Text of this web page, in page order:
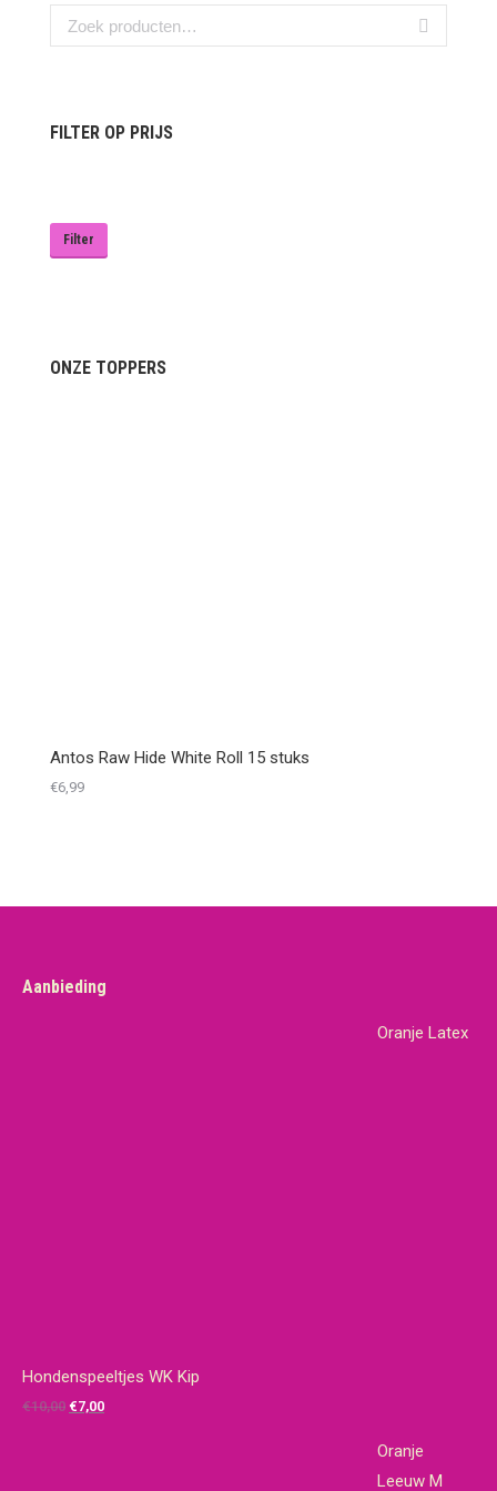
FILTER OP PRIJS
Filter
ONZE TOPPERS
Antos Raw Hide White Roll 15 stuks
€6,99
Aanbieding
Oranje Latex
Hondenspeeltjes WK Kip
€10,00 Oorspronkelijke
€7,00Huidige
Oranje
Leeuw M